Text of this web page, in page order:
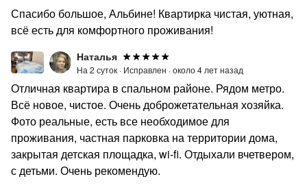
Спасибо большое, Альбине! Квартирка чистая, уютная,
всё есть для комфортного проживания!
Наталья
На 2 суток · Исправлен ·около 4 лет назад
Отличная квартира в спальном районе. Рядом метро.
Всё новое, чистое. Очень доброжетательная хозяйка.
Фото реальные, есть все необходимое для
проживания, частная парковка на территории дома,
закрытая детская площадка, wi-fi. Отдыхали вчетвером,
с детьми. Очень рекомендую.